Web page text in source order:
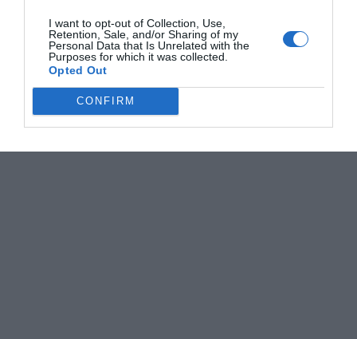
I want to opt-out of Collection, Use,
Retention, Sale, and/or Sharing of my
Personal Data that Is Unrelated with the
Purposes for which it was collected.
Opted Out
CONFIRM